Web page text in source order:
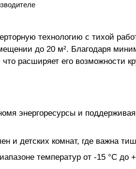
технологию с тихой
до 20 м². Благодаря
расширяет его возможности
энергоресурсы и
и детских комнат, где важна
температур от -15 °C до